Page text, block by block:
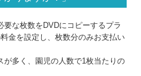
な枚数をDVDにコピーするプラ
金を設定し、枚数分のみお支払い
が多く、園児の人数で1枚当たりの